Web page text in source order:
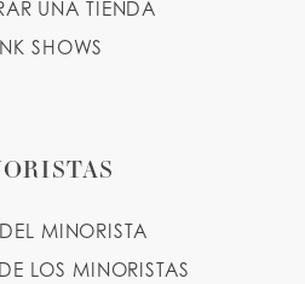
UNA TIENDA
SHOWS
MINORISTA
LOS MINORISTAS